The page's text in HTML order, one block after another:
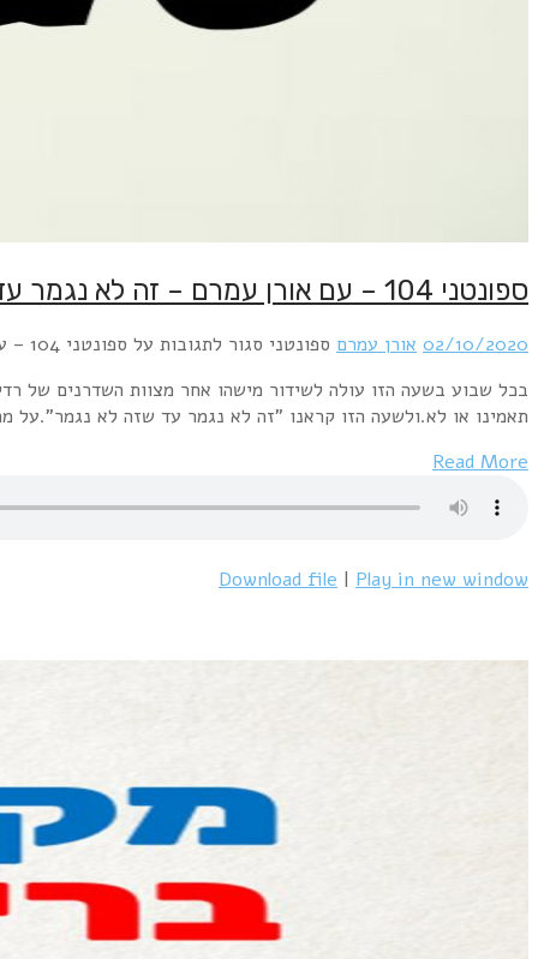
בכל שבוע בשעה הזו עולה לשידור מישהו אחר מצוות השדרנים של רדיו פלוס לשעה ספונטנית,בלי שום תיכנון מוקדם, וגם בלי שום קשר למוסיקה שהוא משדר בדרך כלל כאן ברדיו פלוס.היום תכנית מס' 100 של ספונטני,